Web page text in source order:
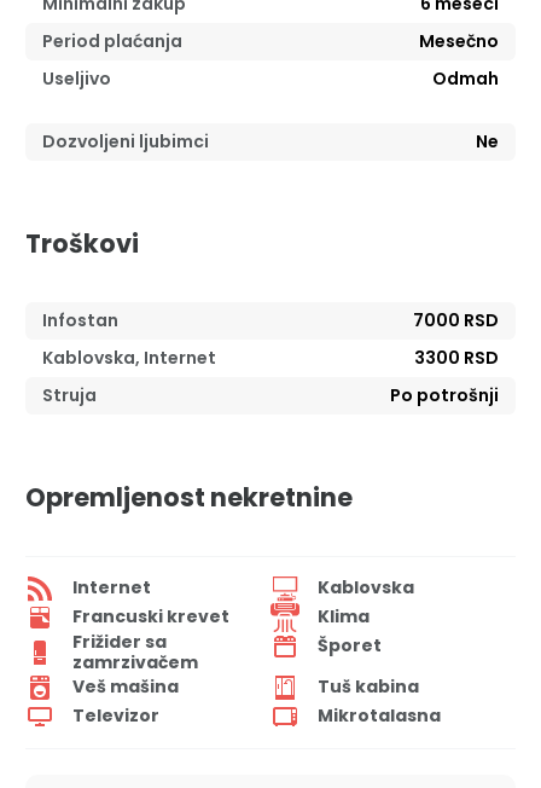
Period plaćanja
Mesečno
Useljivo
Odmah
Dozvoljeni ljubimci Ne
Troškovi
Infostan
7000 RSD
Kablovska, Internet
3300 RSD
Struja
Po potrošnji
Opremljenost nekretnine
Internet
Kablovska
Francuski krevet
Klima
Frižider sa
zamrzivačem
Šporet
Veš mašina
Tuš kabina
Televizor
Mikrotalasna